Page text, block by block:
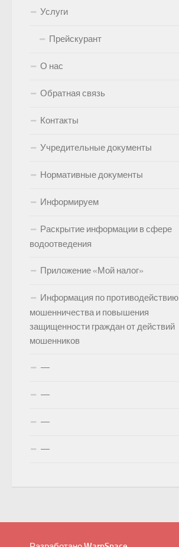
Услуги
Прейскурант
О нас
Обратная связь
Контакты
Учредительные документы
Нормативные документы
Информируем
Раскрытие информации в сфере
водоотведения
Приложение «Мой налог»
Информация по противодействию
мошенничества и повышения
защищенности граждан от действий
мошенников
—
—
—
—